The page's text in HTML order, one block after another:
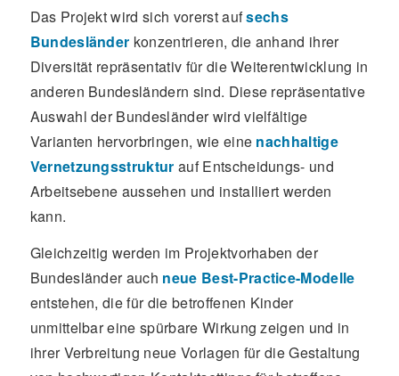
Das Projekt wird sich vorerst aufsechs
Bundesländer konzentrieren, die anhand ihrer
Diversität repräsentativ für die Weiterentwicklung in
anderen Bundesländern sind. Diese repräsentative
Auswahl der Bundesländer wird vielfältige
Varianten hervorbringen, wie eine nachhaltige
Vernetzungsstruktur auf Entscheidungs- und
Arbeitsebene aussehen und installiert werden
kann.
Gleichzeitig werden im Projektvorhaben der
Bundesländer auch neue Best-Practice-Modelle
entstehen, die für die betroffenen Kinder
unmittelbar eine spürbare Wirkung zeigen und in
ihrer Verbreitung neue Vorlagen für die Gestaltung